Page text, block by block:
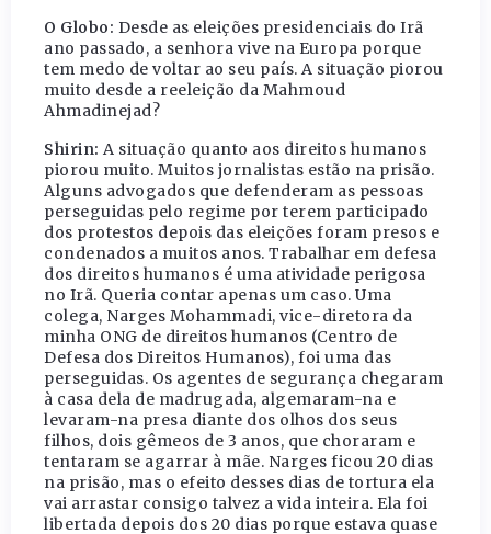
O Globo: Desde as eleições presidenciais do Irã
ano passado, a senhora vive na Europa porque
tem medo de voltar ao seu país. A situação piorou
muito desde a reeleição da Mahmoud
Ahmadinejad?
Shirin: A situação quanto aos direitos humanos
piorou muito. Muitos jornalistas estão na prisão.
Alguns advogados que defenderam as pessoas
perseguidas pelo regime por terem participado
dos protestos depois das eleições foram presos e
condenados a muitos anos. Trabalhar em defesa
dos direitos humanos é uma atividade perigosa
no Irã. Queria contar apenas um caso. Uma
colega, Narges Mohammadi, vice-diretora da
minha ONG de direitos humanos (Centro de
Defesa dos Direitos Humanos), foi uma das
perseguidas. Os agentes de segurança chegaram
à casa dela de madrugada, algemaram-na e
levaram-na presa diante dos olhos dos seus
filhos, dois gêmeos de 3 anos, que choraram e
tentaram se agarrar à mãe. Narges ficou 20 dias
na prisão, mas o efeito desses dias de tortura ela
vai arrastar consigo talvez a vida inteira. Ela foi
libertada depois dos 20 dias porque estava quase